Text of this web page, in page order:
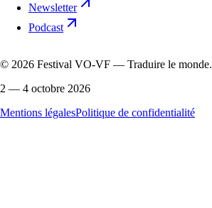
Newsletter
Podcast
© 2026 Festival VO-VF — Traduire le monde.
2 — 4 octobre 2026
Mentions légalesPolitique de confidentialité